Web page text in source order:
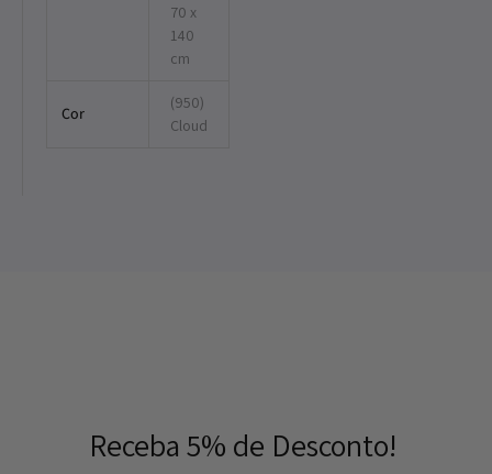
70 x
140
cm
Cor
(950)
Cloud
Receba 5% de Desconto!